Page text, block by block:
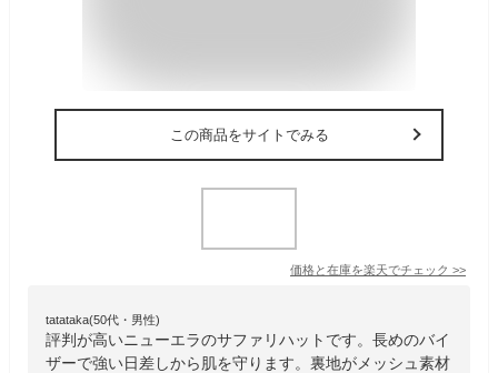
この商品をサイトでみる
価格と在庫を楽天でチェック >>
tatataka(50代・男性)
評判が高いニューエラのサファリハットです。長めのバイ
ザーで強い日差しから肌を守ります。裏地がメッシュ素材